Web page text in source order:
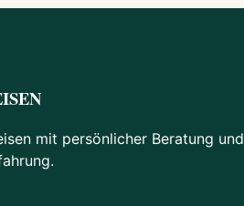
mit persönlicher Beratung und